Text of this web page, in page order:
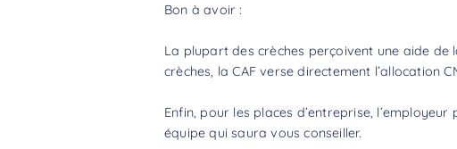
Bon à avoir :
La plupart des crèches perçoivent une aide
crèches, la CAF verse directement l’allocation
Enfin, pour les places d’entreprise,
équipe qui saura vous conseiller.